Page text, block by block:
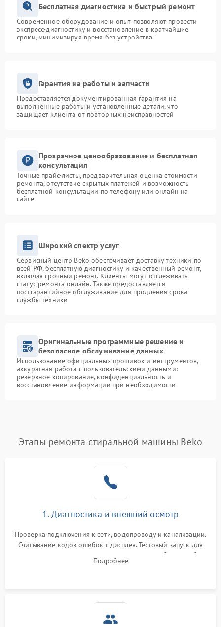
Бесплатная диагностика и быстрый ремонт
Современное оборудование и опыт позволяют провести
экспресс-диагностику и восстановление в кратчайшие
сроки, минимизируя время без устройства
Гарантия на работы и запчасти
Предоставляется документированная гарантия на
выполненные работы и установленные детали, что
защищает клиента от повторных неисправностей
Прозрачное ценообразование и бесплатная
консультация
Точные прайс-листы, предварительная оценка стоимости
ремонта, отсутствие скрытых платежей и возможность
бесплатной консультации по телефону или онлайн на
сайте
Широкий спектр услуг
Сервисный центр Beko обеспечивает доставку техники по
всей РФ, бесплатную диагностику и качественный ремонт,
включая срочный ремонт. Клиенты могут отслеживать
статус ремонта онлайн. Также предоставляется
постгарантийное обслуживание для продления срока
службы техники
Оригинальные программные решение и
безопасное обслуживание данных
Использование официальных прошивок и инструментов,
аккуратная работа с пользовательскими данными:
резервное копирование, конфиденциальность и
восстановление информации при необходимости
Этапы ремонта стиральной машины Beko
1. Диагностика и внешний осмотр
Проверка подключения к сети, водопроводу и канализации.
Считывание кодов ошибок с дисплея. Тестовый запуск для
выявления посторонних шумов, протечек или сбоев в работе
электронного модуля управления.
Подробнее